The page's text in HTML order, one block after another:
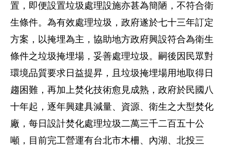
置，即便設置垃圾處理設施亦甚為簡陋，不符合衛
生條件。為有效處理垃圾，政府遂於七十三年訂定
方案，以掩埋為主，協助地方政府興設符合為衛生
條件之垃圾掩埋場，妥善處理垃圾。嗣後因民眾對
環境品質要求日益提昇，且垃圾掩埋場用地取得日
趨困難，再加上焚化技術愈見成熟，政府於民國八
十年起，逐年興建具減量、資源、衛生之大型焚化
廠，每日設計焚化處理垃圾二萬三千二百五十公
噸，目前完工營運有台北市木柵、內湖、北投三